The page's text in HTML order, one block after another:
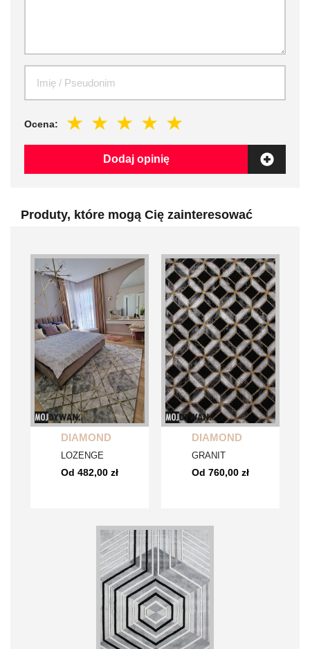
Ocena:
Dodaj opinię
Produty, które mogą Cię zainteresować
DIAMOND
LOZENGE
Od 482,00 zł
DIAMOND
GRANIT
Od 760,00 zł